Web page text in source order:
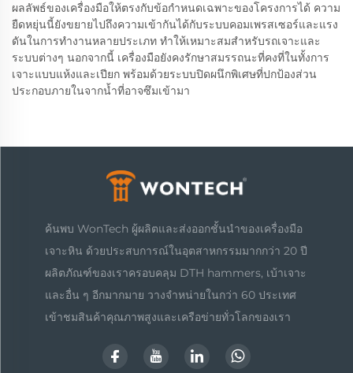
ผลลัพธ์ของเครื่องมือให้ตรงกับข้อกำหนดเฉพาะของโครงการได้ ความ
ยืดหยุ่นนี้ยังขยายไปถึงความเข้ากันได้กับระบบคอมเพรสเซอร์และแรง
ดันในการทำงานหลายประเภท ทำให้เหมาะสมสำหรับรถเจาะและ
ระบบต่างๆ นอกจากนี้ เครื่องมือยังคงรักษาสมรรถนะที่คงที่ในทั้งการ
เจาะแบบแห้งและเปียก พร้อมด้วยระบบปิดผนึกพิเศษที่ปกป้องส่วน
ประกอบภายในจากน้ำที่อาจซึมเข้ามา
ค้นพบ WonTech ผู้ผลิตและส่งออกชั้นนำของเครื่องมือ
เจาะหิน ด้วยประสบการณ์ในอุตสาหกรรมมากกว่า 20 ปี
ผลิตภัณฑ์ของเราครอบคลุม DTH hammers, เบ้าเจาะ
และอื่น ๆ อีกมากมาย วางจำหน่ายในกว่า 60 ประเทศ
เข้าชมสินค้าคุณภาพสูงและเครือข่ายทั่วโลกของเรา